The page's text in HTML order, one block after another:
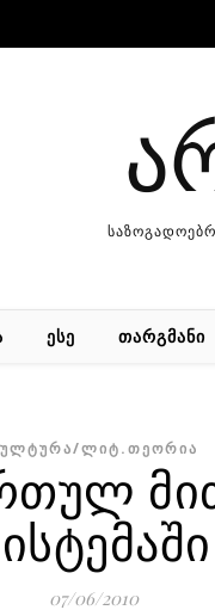
ᲔᲡᲔ ᲗᲐᲠᲒᲛᲐᲜᲘ
ᲚᲘᲢ.ᲗᲔᲝᲠᲘᲐ
07/06/2010